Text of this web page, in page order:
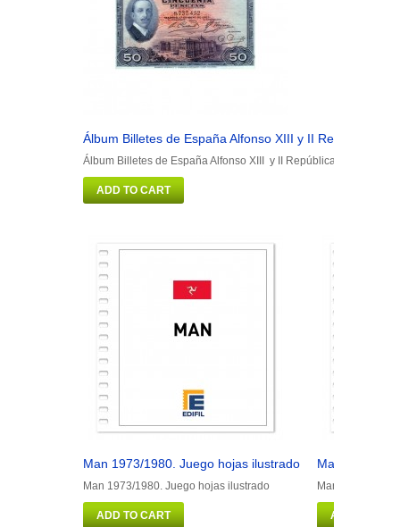
Álbum Billetes de España Alfonso XIII y II República
Álbum Billetes de España Alfonso XIII y II República
ADD TO CART
Man 1973/1980. Juego hojas ilustrado
Man 1973/1980. Juego hojas ilustrado
ADD TO CART
Man 1981/
Man 1981/
ADD TO